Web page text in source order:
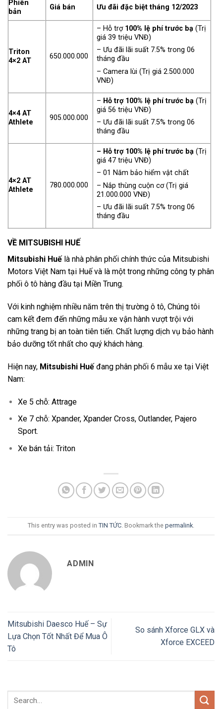
Phiên
bản
Giá bán Ưu đãi đặc biệt tháng 12/2023
Triton
4×2 AT
650.000.000
– Hỗ trợ 100% lệ phí trước bạ (Trị
giá 39 triệu VNĐ)
– Ưu đãi lãi suất 7.5% trong 06
tháng đầu
– Camera lùi (Trị giá 2.500.000
VNĐ)
4×4 AT
Athlete
905.000.000
– Hỗ trợ 100% lệ phí trước bạ (Trị
giá 56 triệu VNĐ)
– Ưu đãi lãi suất 7.5% trong 06
tháng đầu
4×2 AT
Athlete
780.000.000
– Hỗ trợ 100% lệ phí trước bạ (Trị
giá 47 triệu VNĐ)
– 01 Năm bảo hiểm vật chất
– Nắp thùng cuộn cơ (Trị giá
21.000.000 VNĐ)
– Ưu đãi lãi suất 7.5% trong 06
tháng đầu
VỀ MITSUBISHI HUẾ
Mitsubishi Huếlà nhà phân phối chính thức của Mitsubishi
Motors Việt Nam tại Huế và là một trong những công ty phân
phối ô tô hàng đầu tại Miền Trung.
Với kinh nghiệm nhiều năm trên thị trường ô tô, Chúng tôi
cam kết đem đến những mẫu xe vận hành vượt trội với
những trang bị an toàn tiên tiến. Chất lượng dịch vụ bảo hành
bảo dưỡng tốt nhất cho quý khách hàng.
Hiện nay, Mitsubishi Huếđang phân phối 6 mẫu xe tại Việt
Nam:
Xe 5 chỗ: Attrage
Xe 7 chỗ: Xpander, Xpander Cross, Outlander, Pajero
Sport.
Xe bán tải: Triton
This entry was posted in TIN TỨC. Bookmark the permalink.
ADMIN
Mitsubishi Daesco Huế – Sự
Lựa Chọn Tốt Nhất Để Mua Ô
Tô
So sánh Xforce GLX và
Xforce EXCEED